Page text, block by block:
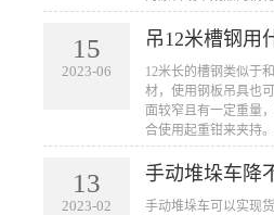
15
2023-06
吊12米槽钢用
12米长的槽钢类似于
材，使用钢板吊具也
面较窄且有一定重量
合使用起重钳来夹持
13
2023-02
手动堆垛车降
手动堆垛车可以实现